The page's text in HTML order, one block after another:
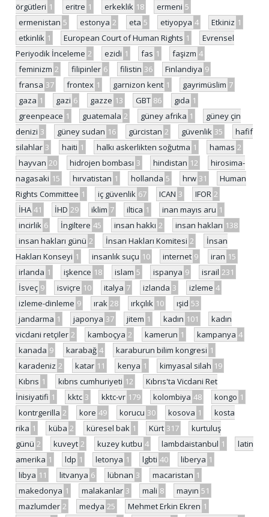
örgütleri 1 eritre 1 erkeklik 18 ermeni 5
ermenistan 5 estonya 2 eta 5 etiyopya 4 Etkiniz 1
etkinlik 1 European Court of Human Rights 1
Evrensel
Periyodik İnceleme 2 ezidi 1 fas 1 faşizm 4
feminizm 2 filipinler 6 filistin 36 Finlandiya 9
fransa 37 frontex 1 garnizon kent 1 gayrimüslim 7
gaza 1 gazi 6 gazze 13 GBT 86 gıda 1
greenpeace 1 guatemala 2 güney afrika 1
güney çin
denizi 3 güney sudan 16 gürcistan 2 güvenlik 35
hafif
silahlar 3 haiti 1 halkı askerlikten soğutma 1 hamas 2
hayvan 20 hidrojen bombası 3 hindistan 12
hirosima-
nagasaki 15 hırvatistan 1 hollanda 5 hrw 31
Human
Rights Committee 1 iç güvenlik 67 ICAN 3 IFOR 2
İHA 41 İHD 29 iklim 7 iltica 1 inan mayıs aru 1
incirlik 6 İngiltere 45 insan hakkı 2 insan hakları 138
insan hakları günü 2 İnsan Hakları Komitesi 2
İnsan
Hakları Konseyi 1 insanlık suçu 10 internet 9 iran 15
irlanda 1 işkence 18 islam 5 ispanya 9 israil 231
İsveç 9 isviçre 10 italya 7 izlanda 3 izleme 4
izleme-dinleme 9 ırak 28 ırkçılık 10 ışid 53
jandarma 1 japonya 37 jitem 1 kadın 101
kadın
vicdani retçiler 2 kamboçya 2 kamerun 1 kampanya 4
kanada 9 karabağ 4 karaburun bilim kongresi 1
karadeniz 2 katar 11 kenya 1 kimyasal silah 19
Kıbrıs 1 kıbrıs cumhuriyeti 12
Kıbrıs'ta Vicdani Ret
İnisiyatifi 1 kktc 3 kktc-vr 179 kolombiya 48 kongo 1
kontrgerilla 2 kore 49 korucu 30 kosova 1
kosta
rika 1 küba 2 küresel bak 1 Kürt 317
kurtuluş
günü 2 kuveyt 2 kuzey kutbu 4 lambdaistanbul 1
latin
amerika 1 ldp 1 letonya 1 lgbti 40 liberya 1
libya 11 litvanya 6 lübnan 3 macaristan 1
makedonya 1 malakanlar 3 mali 8 mayın 51
mazlumder 2 medya 25 Mehmet Erkin Ekren 1